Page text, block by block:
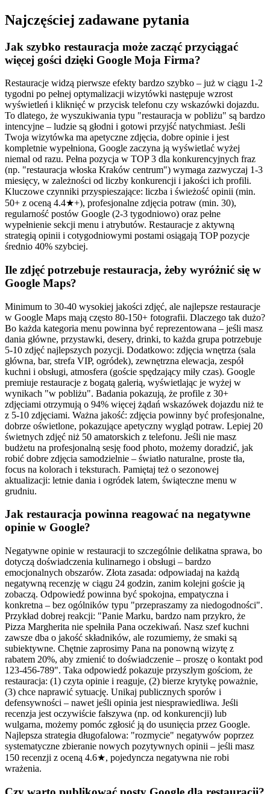
Najczęściej zadawane pytania
Jak szybko restauracja może zacząć przyciągać
więcej gości dzięki Google Moja Firma?
Restauracje widzą pierwsze efekty bardzo szybko – już w ciągu 1-2
tygodni po pełnej optymalizacji wizytówki następuje wzrost
wyświetleń i kliknięć w przycisk telefonu czy wskazówki dojazdu.
To dlatego, że wyszukiwania typu "restauracja w pobliżu" są bardzo
intencyjne – ludzie są głodni i gotowi przyjść natychmiast. Jeśli
Twoja wizytówka ma apetyczne zdjęcia, dobre opinie i jest
kompletnie wypełniona, Google zaczyna ją wyświetlać wyżej
niemal od razu. Pełna pozycja w TOP 3 dla konkurencyjnych fraz
(np. "restauracja włoska Kraków centrum") wymaga zazwyczaj 1-3
miesięcy, w zależności od liczby konkurencji i jakości ich profili.
Kluczowe czynniki przyspieszające: liczba i świeżość opinii (min.
50+ z oceną 4.4★+), profesjonalne zdjęcia potraw (min. 30),
regularność postów Google (2-3 tygodniowo) oraz pełne
wypełnienie sekcji menu i atrybutów. Restauracje z aktywną
strategią opinii i cotygodniowymi postami osiągają TOP pozycje
średnio 40% szybciej.
Ile zdjęć potrzebuje restauracja, żeby wyróżnić się w
Google Maps?
Minimum to 30-40 wysokiej jakości zdjęć, ale najlepsze restauracje
w Google Maps mają często 80-150+ fotografii. Dlaczego tak dużo?
Bo każda kategoria menu powinna być reprezentowana – jeśli masz
dania główne, przystawki, desery, drinki, to każda grupa potrzebuje
5-10 zdjęć najlepszych pozycji. Dodatkowo: zdjęcia wnętrza (sala
główna, bar, strefa VIP, ogródek), zewnętrzna elewacja, zespół
kuchni i obsługi, atmosfera (goście spędzający miły czas). Google
premiuje restauracje z bogatą galerią, wyświetlając je wyżej w
wynikach "w pobliżu". Badania pokazują, że profile z 30+
zdjęciami otrzymują o 94% więcej żądań wskazówek dojazdu niż te
z 5-10 zdjęciami. Ważna jakość: zdjęcia powinny być profesjonalne,
dobrze oświetlone, pokazujące apetyczny wygląd potraw. Lepiej 20
świetnych zdjęć niż 50 amatorskich z telefonu. Jeśli nie masz
budżetu na profesjonalną sesję food photo, możemy doradzić, jak
robić dobre zdjęcia samodzielnie – światło naturalne, proste tła,
focus na kolorach i teksturach. Pamiętaj też o sezonowej
aktualizacji: letnie dania i ogródek latem, świąteczne menu w
grudniu.
Jak restauracja powinna reagować na negatywne
opinie w Google?
Negatywne opinie w restauracji to szczególnie delikatna sprawa, bo
dotyczą doświadczenia kulinarnego i obsługi – bardzo
emocjonalnych obszarów. Złota zasada: odpowiadaj na każdą
negatywną recenzję w ciągu 24 godzin, zanim kolejni goście ją
zobaczą. Odpowiedź powinna być spokojna, empatyczna i
konkretna – bez ogólników typu "przepraszamy za niedogodności".
Przykład dobrej reakcji: "Panie Marku, bardzo nam przykro, że
Pizza Margherita nie spełniła Pana oczekiwań. Nasz szef kuchni
zawsze dba o jakość składników, ale rozumiemy, że smaki są
subiektywne. Chętnie zaprosimy Pana na ponowną wizytę z
rabatem 20%, aby zmienić to doświadczenie – proszę o kontakt pod
123-456-789". Taka odpowiedź pokazuje przyszłym gościom, że
restauracja: (1) czyta opinie i reaguje, (2) bierze krytykę poważnie,
(3) chce naprawić sytuację. Unikaj publicznych sporów i
defensywności – nawet jeśli opinia jest niesprawiedliwa. Jeśli
recenzja jest oczywiście fałszywa (np. od konkurencji) lub
wulgarna, możemy pomóc zgłosić ją do usunięcia przez Google.
Najlepsza strategia długofalowa: "rozmycie" negatywów poprzez
systematyczne zbieranie nowych pozytywnych opinii – jeśli masz
150 recenzji z oceną 4.6★, pojedyncza negatywna nie robi
wrażenia.